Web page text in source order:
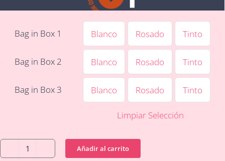
Bag in Box 1 Blanco Rosado Tinto
Bag in Box 2 Blanco Rosado Tinto
Bag in Box 3 Blanco Rosado Tinto
Limpiar Selección
Bag
Añadir al carrito
SÍGUENOS EN FACEBOOK
derechos reservados